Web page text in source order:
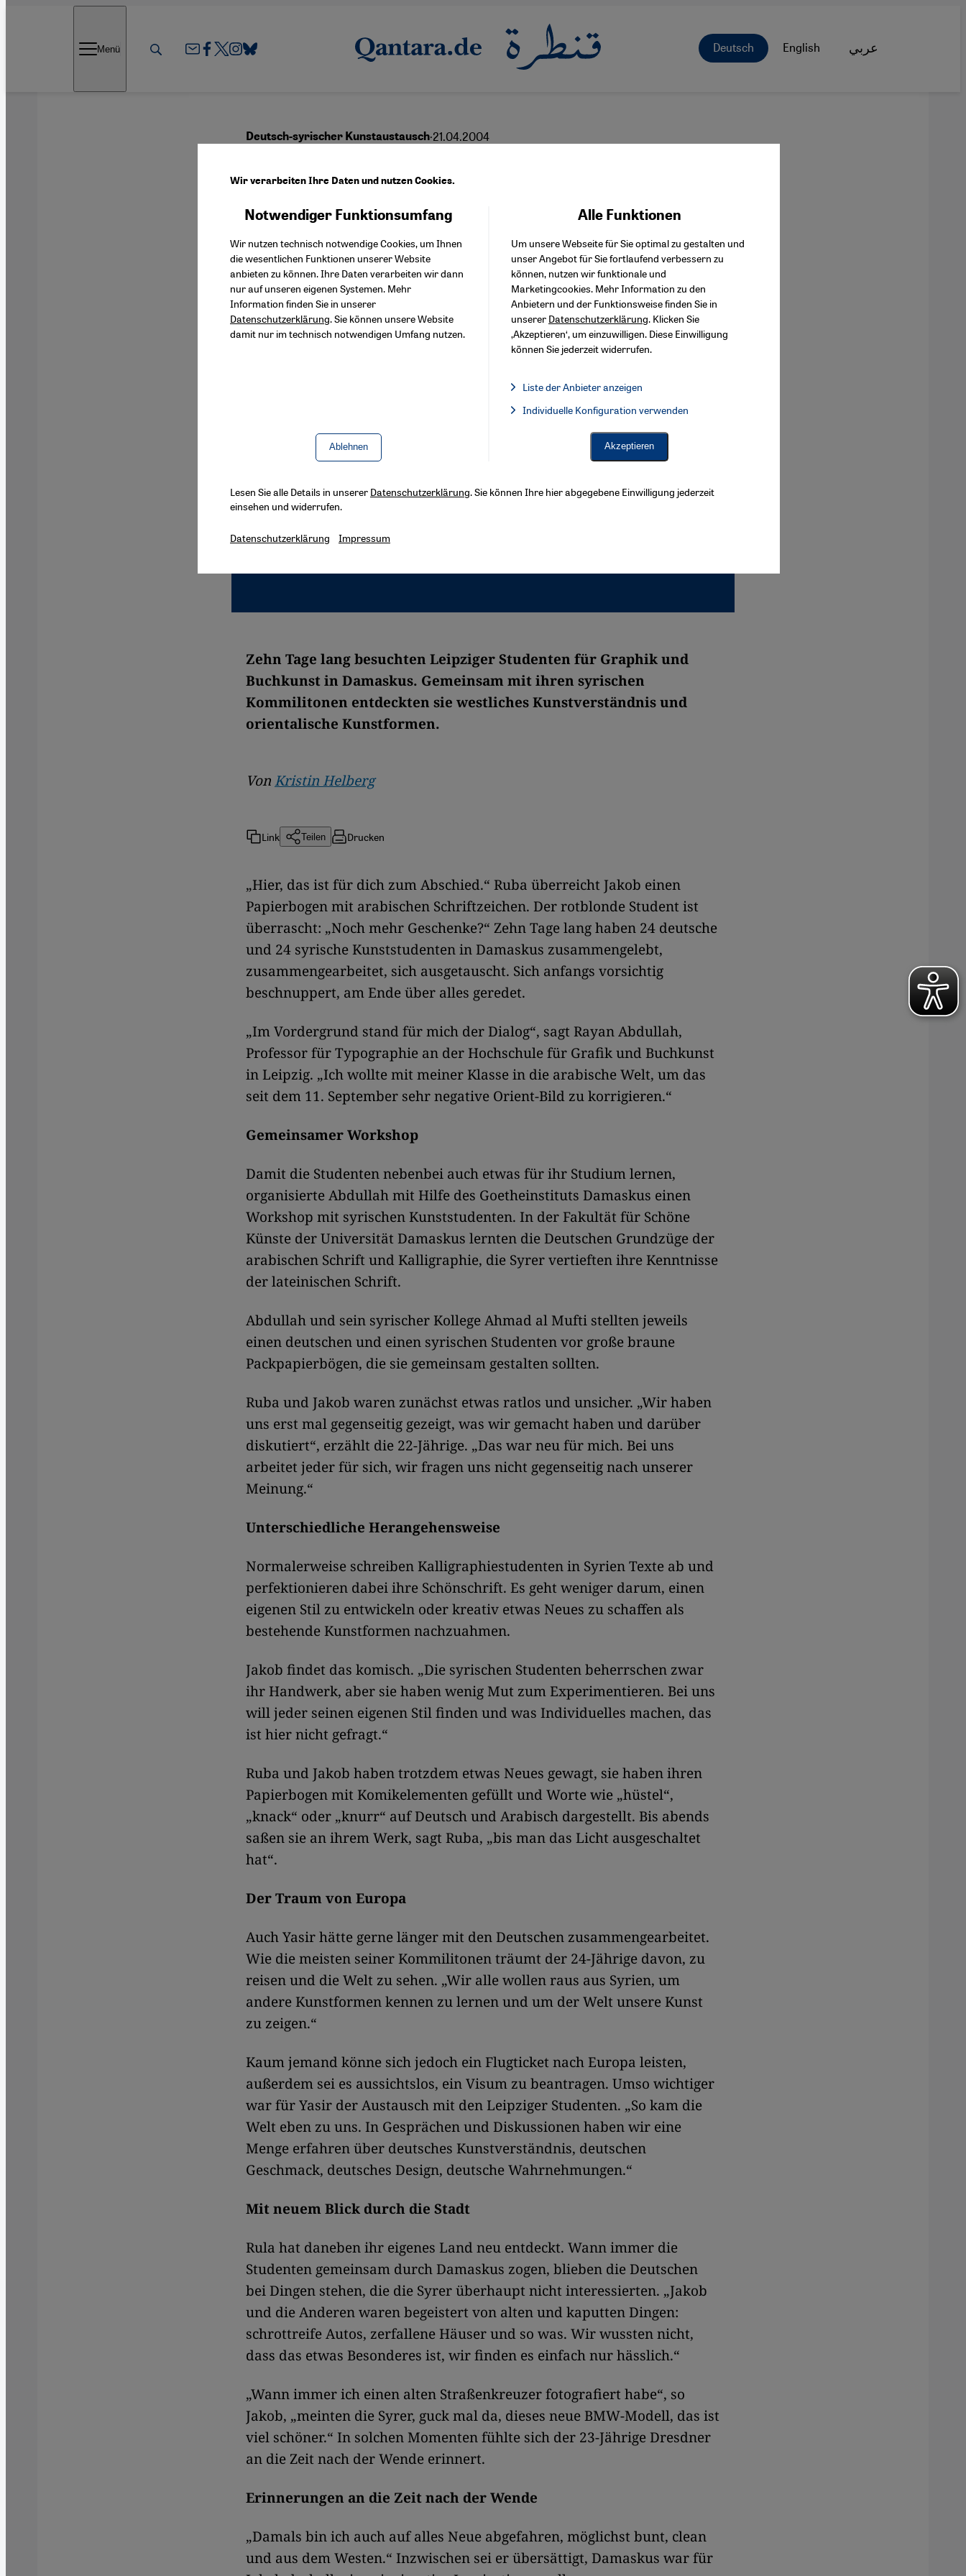
Deutsch English عربي Menü
Deutsch-syrischer Kunstaustausch·21.04.2004
Zwischen Kreativität und
Kalligraphie
Deutsch
Zehn Tage lang besuchten Leipziger Studenten für Graphik und
Buchkunst in Damaskus. Gemeinsam mit ihren syrischen
Kommilitonen entdeckten sie westliches Kunstverständnis und
orientalische Kunstformen.
Von Kristin Helberg
Link Teilen Drucken
​​„Hier, das ist für dich zum Abschied.“ Ruba überreicht Jakob einen
Papierbogen mit arabischen Schriftzeichen. Der rotblonde Student ist
überrascht: „Noch mehr Geschenke?“ Zehn Tage lang haben 24 deutsche
und 24 syrische Kunststudenten in Damaskus zusammengelebt,
zusammengearbeitet, sich ausgetauscht. Sich anfangs vorsichtig
beschnuppert, am Ende über alles geredet.
„Im Vordergrund stand für mich der Dialog“, sagt Rayan Abdullah,
Professor für Typographie an der Hochschule für Grafik und Buchkunst
in Leipzig. „Ich wollte mit meiner Klasse in die arabische Welt, um das
seit dem 11. September sehr negative Orient-Bild zu korrigieren.“
Gemeinsamer Workshop
Damit die Studenten nebenbei auch etwas für ihr Studium lernen,
organisierte Abdullah mit Hilfe des Goetheinstituts Damaskus einen
Workshop mit syrischen Kunststudenten. In der Fakultät für Schöne
Künste der Universität Damaskus lernten die Deutschen Grundzüge der
arabischen Schrift und Kalligraphie, die Syrer vertieften ihre Kenntnisse
der lateinischen Schrift.
Abdullah und sein syrischer Kollege Ahmad al Mufti stellten jeweils
einen deutschen und einen syrischen Studenten vor große braune
Packpapierbögen, die sie gemeinsam gestalten sollten.
Ruba und Jakob waren zunächst etwas ratlos und unsicher. „Wir haben
uns erst mal gegenseitig gezeigt, was wir gemacht haben und darüber
diskutiert“, erzählt die 22-Jährige. „Das war neu für mich. Bei uns
arbeitet jeder für sich, wir fragen uns nicht gegenseitig nach unserer
Meinung.“
Unterschiedliche Herangehensweise
​​Normalerweise schreiben Kalligraphiestudenten in Syrien Texte ab und
perfektionieren dabei ihre Schönschrift. Es geht weniger darum, einen
eigenen Stil zu entwickeln oder kreativ etwas Neues zu schaffen als
bestehende Kunstformen nachzuahmen.
Jakob findet das komisch. „Die syrischen Studenten beherrschen zwar
ihr Handwerk, aber sie haben wenig Mut zum Experimentieren. Bei uns
will jeder seinen eigenen Stil finden und was Individuelles machen, das
ist hier nicht gefragt.“
Ruba und Jakob haben trotzdem etwas Neues gewagt, sie haben ihren
Papierbogen mit Komikelementen gefüllt und Worte wie „hüstel“,
„knack“ oder „knurr“ auf Deutsch und Arabisch dargestellt. Bis abends
saßen sie an ihrem Werk, sagt Ruba, „bis man das Licht ausgeschaltet
hat“.
Der Traum von Europa
Auch Yasir hätte gerne länger mit den Deutschen zusammengearbeitet.
Wie die meisten seiner Kommilitonen träumt der 24-Jährige davon, zu
reisen und die Welt zu sehen. „Wir alle wollen raus aus Syrien, um
andere Kunstformen kennen zu lernen und um der Welt unsere Kunst
zu zeigen.“
Kaum jemand könne sich jedoch ein Flugticket nach Europa leisten,
außerdem sei es aussichtslos, ein Visum zu beantragen. Umso wichtiger
war für Yasir der Austausch mit den Leipziger Studenten. „So kam die
Welt eben zu uns. In Gesprächen und Diskussionen haben wir eine
Menge erfahren über deutsches Kunstverständnis, deutschen
Geschmack, deutsches Design, deutsche Wahrnehmungen.“
Mit neuem Blick durch die Stadt
Rula hat daneben ihr eigenes Land neu entdeckt. Wann immer die
Studenten gemeinsam durch Damaskus zogen, blieben die Deutschen
bei Dingen stehen, die die Syrer überhaupt nicht interessierten. „Jakob
und die Anderen waren begeistert von alten und kaputten Dingen:
schrottreife Autos, zerfallene Häuser und so was. Wir wussten nicht,
dass das etwas Besonderes ist, wir finden es einfach nur hässlich.“
„Wann immer ich einen alten Straßenkreuzer fotografiert habe“, so
Jakob, „meinten die Syrer, guck mal da, dieses neue BMW-Modell, das ist
viel schöner.“ In solchen Momenten fühlte sich der 23-Jährige Dresdner
an die Zeit nach der Wende erinnert.
Erinnerungen an die Zeit nach der Wende
„Damals bin ich auch auf alles Neue abgefahren, möglichst bunt, clean
und aus dem Westen.“ Inzwischen sei er übersättigt, Damaskus war für
Wir verarbeiten Ihre Daten und nutzen Cookies.
Notwendiger Funktionsumfang
Wir nutzen technisch notwendige Cookies, um Ihnen
die wesentlichen Funktionen unserer Website
anbieten zu können. Ihre Daten verarbeiten wir dann
nur auf unseren eigenen Systemen. Mehr
Information finden Sie in unserer
Datenschutzerklärung. Sie können unsere Website
damit nur im technisch notwendigen Umfang nutzen.
Ablehnen
Alle Funktionen
Um unsere Webseite für Sie optimal zu gestalten und
unser Angebot für Sie fortlaufend verbessern zu
können, nutzen wir funktionale und
Marketingcookies. Mehr Information zu den
Anbietern und der Funktionsweise finden Sie in
unserer Datenschutzerklärung. Klicken Sie
‚Akzeptieren‘, um einzuwilligen. Diese Einwilligung
können Sie jederzeit widerrufen.
Liste der Anbieter anzeigen
Facebook Embed / Facebook Connect, Google Maps Embed, Google Tag Manager, Instagram Embed,
Facebook Embed / Facebook Connect
Twitter Embed
Instagram Embed
Youtube Embed
Google Maps Embed
Individuelle Konfiguration verwenden
Akzeptieren
Lesen Sie alle Details in unserer Datenschutzerklärung. Sie können Ihre hier abgegebene Einwilligung jederzeit
einsehen und widerrufen.
Datenschutzerklärung Impressum